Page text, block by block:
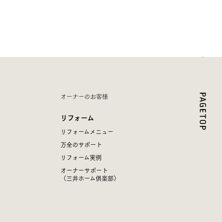
オーナーのお客様
リフォーム
リフォームメニュー
万全のサポート
リフォーム実例
オーナーサポート
（三井ホーム倶楽部）